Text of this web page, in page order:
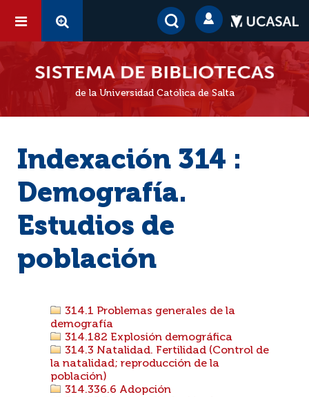
de la Universidad Católica de Salta
Indexación 314 :
Demografía.
Estudios de
población
314.1 Problemas generales de la
demografía
314.182 Explosión demográfica
314.3 Natalidad. Fertilidad (Control de
la natalidad; reproducción de la
población)
314.336.6 Adopción